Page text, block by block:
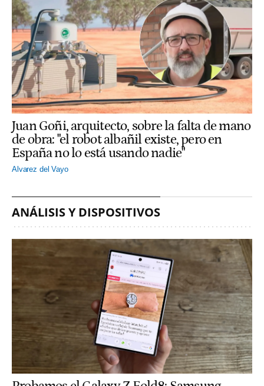
Juan Goñi, arquitecto, sobre la falta de mano
de obra: "el robot albañil existe, pero en
España no lo está usando nadie"
Alvarez del Vayo
ANÁLISIS Y DISPOSITIVOS